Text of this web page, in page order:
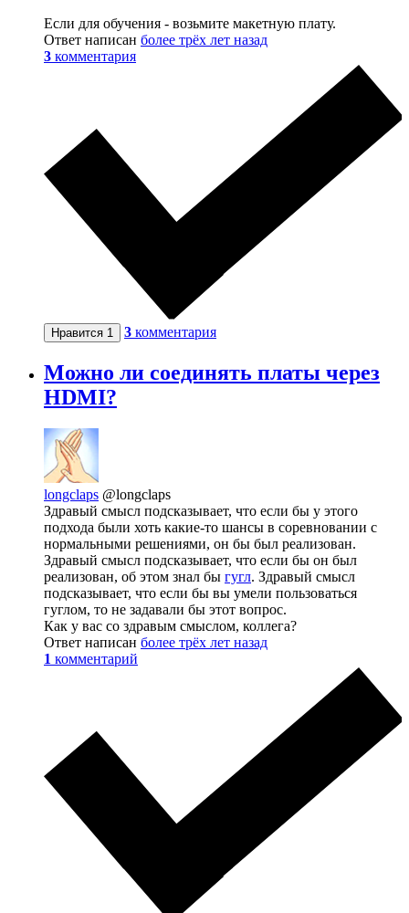
Если для обучения - возьмите макетную плату.
Ответ написан более трёх лет назад
3 комментария
Нравится 1 3 комментария
Можно ли соединять платы через
HDMI?
longclaps @longclaps
Здравый смысл подсказывает, что если бы у этого
подхода были хоть какие-то шансы в соревновании с
нормальными решениями, он бы был реализован.
Здравый смысл подсказывает, что если бы он был
реализован, об этом знал бы гугл. Здравый смысл
подсказывает, что если бы вы умели пользоваться
гуглом, то не задавали бы этот вопрос.
Как у вас со здравым смыслом, коллега?
Ответ написан более трёх лет назад
1 комментарий